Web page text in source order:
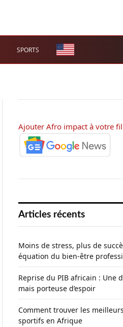
SPORTS
Ajouter Afro impact à votre
Articles récents
Moins de stress, plus de
équation du bien-être
Reprise du PIB africain : Une
mais porteuse d’espoir
Comment trouver les
sportifs en Afrique